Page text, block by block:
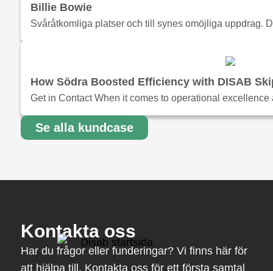
Billie Bowie
Svåråtkomliga platser och till synes omöjliga uppdrag.
How Södra Boosted Efficiency with DISAB
Get in Contact When it comes to operational
Se alla kundcase
Kontakta oss
Har du frågor eller funderingar? Vi finns här för
att hjälpa till. Kontakta oss för ett första samtal